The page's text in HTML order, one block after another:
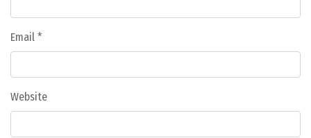
Email *
Website